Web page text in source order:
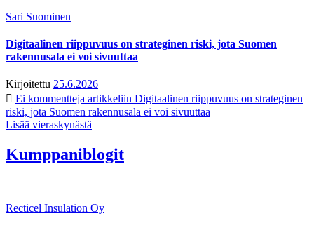
Sari Suominen
Digitaalinen riippuvuus on strateginen riski, jota Suomen
rakennusala ei voi sivuuttaa
Kirjoitettu 25.6.2026
Ei kommentteja artikkeliin Digitaalinen riippuvuus on strateginen
riski, jota Suomen rakennusala ei voi sivuuttaa
Lisää vieraskynästä
Kumppaniblogit
Recticel Insulation Oy